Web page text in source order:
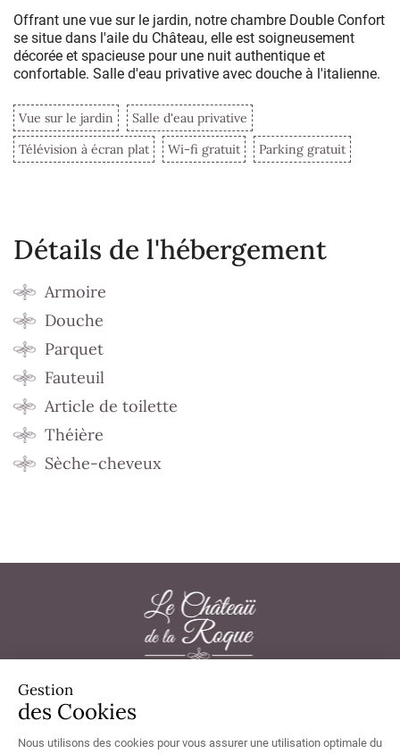
Offrant une vue sur le jardin, notre chambre Double Confort
se situe dans l'aile du Château, elle est soigneusement
décorée et spacieuse pour une nuit authentique et
confortable. Salle d'eau privative avec douche à l'italienne.
Vue sur le jardin
Salle d'eau privative
Télévision à écran plat
Wi-fi gratuit Parking gratuit
Détails de l'hébergement
Armoire
Douche
Parquet
Fauteuil
Article de toilette
Théière
Sèche-cheveux
Château de la Roque 50180 Thèreval - Tél.
Gestion
des Cookies
Nous utilisons des cookies pour vous assurer une utilisation optimale du